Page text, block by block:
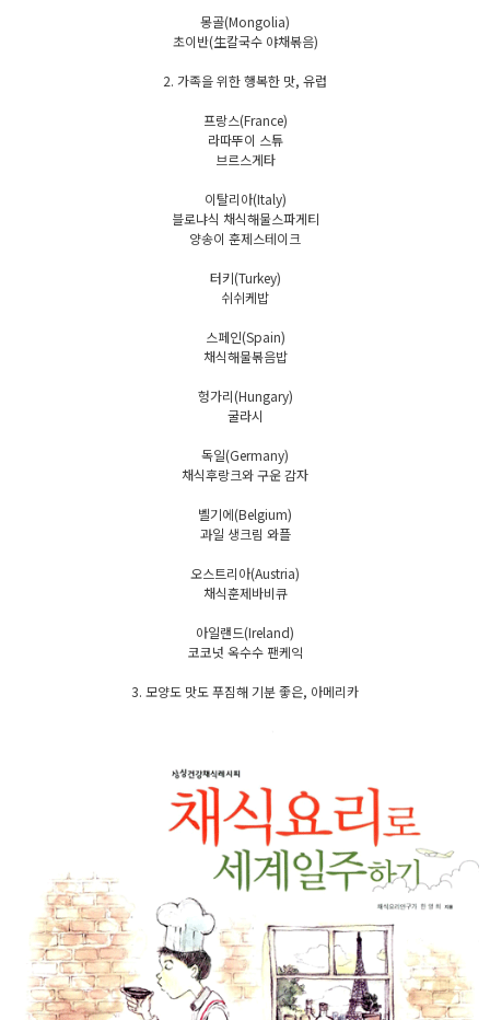
몽골(Mongolia)
초이반(生칼국수 야채볶음)
2. 가족을 위한 행복한 맛, 유럽
프랑스(France)
라따뚜이 스튜
브르스게타
이탈리아(Italy)
블로냐식 채식해물스파게티
양송이 훈제스테이크
터키(Turkey)
쉬쉬케밥
스페인(Spain)
채식해물볶음밥
헝가리(Hungary)
굴라시
독일(Germany)
채식후랑크와 구운 감자
벨기에(Belgium)
과일 생크림 와플
오스트리아(Austria)
채식훈제바비큐
아일랜드(Ireland)
코코넛 옥수수 팬케익
3. 모양도 맛도 푸짐해 기분 좋은, 아메리카